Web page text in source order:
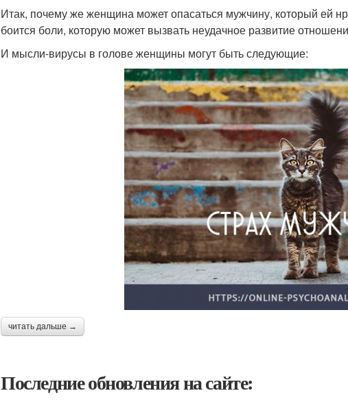
Итак, почему же женщина может опасаться мужчину, который ей
боится боли, которую может вызвать неудачное развитие
И мысли-вирусы в голове женщины могут быть следующие:
читать дальше →
Последние обновления на сайте: